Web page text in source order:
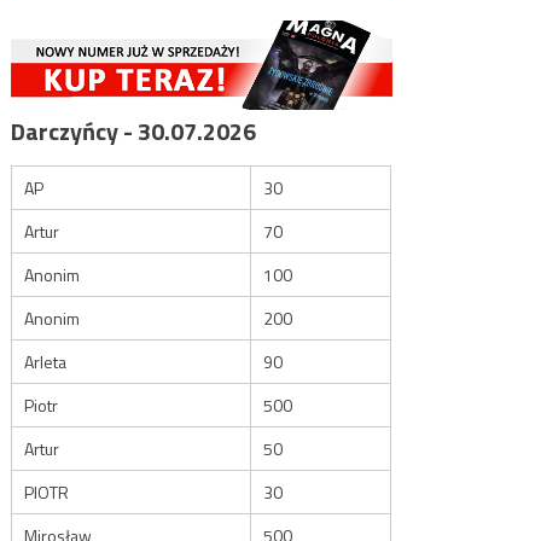
Darczyńcy - 30.07.2026
AP
30
Artur
70
Anonim
100
Anonim
200
Arleta
90
Piotr
500
Artur
50
PIOTR
30
Mirosław
500